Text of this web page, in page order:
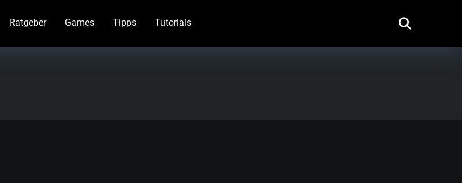
Ratgeber Games Tipps Tutorials